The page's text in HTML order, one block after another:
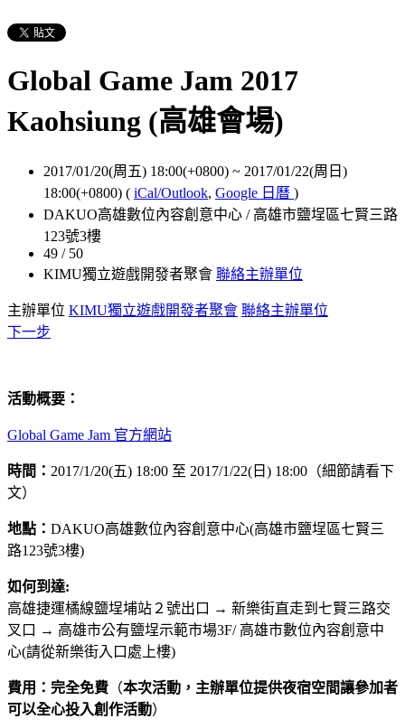
Global Game Jam 2017
Kaohsiung (高雄會場)
2017/01/20(周五) 18:00(+0800) ~ 2017/01/22(周日)
18:00(+0800) ( iCal/Outlook, Google 日曆 )
DAKUO高雄數位內容創意中心 / 高雄市鹽埕區七賢三路
123號3樓
49 / 50
KIMU獨立遊戲開發者聚會 聯絡主辦單位
主辦單位 KIMU獨立遊戲開發者聚會 聯絡主辦單位
下一步
活動概要：
Global Game Jam 官方網站
時間： 2017/1/20(五) 18:00 至 2017/1/22(日) 18:00（細節請看下
文）
地點： DAKUO高雄數位內容創意中心(高雄市鹽埕區七賢三
路123號3樓)
如何到達:
高雄捷運橘線鹽埕埔站２號出口 → 新樂街直走到七賢三路交
叉口 → 高雄市公有鹽埕示範市場3F/ 高雄市數位內容創意中
心(請從新樂街入口處上樓)
費用：完全免費 （本次活動，主辦單位提供夜宿空間讓參加者
可以全心投入創作活動）